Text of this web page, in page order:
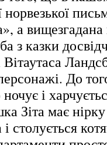
а
з казки
До
і
Зіта має
столується